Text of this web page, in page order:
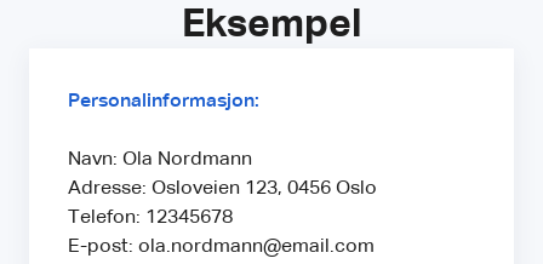
Eksempel
Personalinformasjon:
Navn: Ola Nordmann
Adresse: Osloveien 123, 0456 Oslo
Telefon: 12345678
E-post: ola.nordmann@email.com